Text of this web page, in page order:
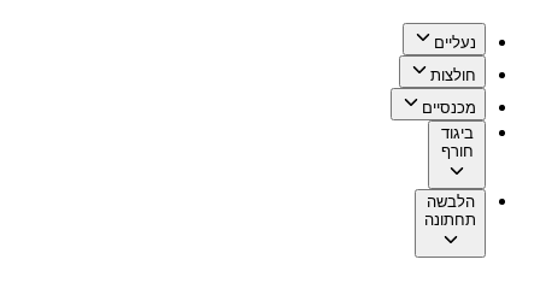
נעליים
חולצות
מכנסיים
ביגוד
חורף
הלבשה
תחתונה